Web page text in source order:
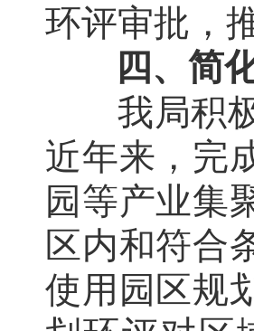
环评审批，
四、简
我局积
近年来，完
园等产业集
区内和符合
使用园区规